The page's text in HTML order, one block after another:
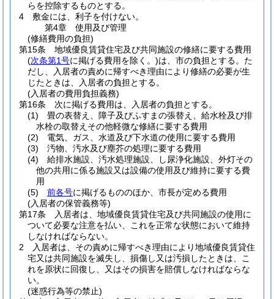
らを控除するものとする。
4
敷金には、利子を付けない。
第4章
使用及び管理
(修繕費用の負担)
第15条
地域優良賃貸住宅及び共同施設の修繕に要する費用
(次条第1号に掲げる費用を除く。)は、市の負担とする。 た
だし、入居者の責めに帰すべき理由により修繕の必要が生
じたときは、入居者の負担とする。
(入居者の費用負担義務)
第16条
次に掲げる費用は、入居者の負担とする。
(1)
畳の表替え、障子及びふすまの張替え、給水栓及び排
水栓の取替えその他軽微な修繕に要する費用
(2)
電気、ガス、水道及び下水道の使用に要する費用
(3)
汚物、汚水及び塵芥の処理に要する費用
(4)
給排水施設、汚水処理施設、し尿浄化施設、外灯その
他の共用に係る施設又は設備の使用及び維持に要する費
用
(5)
前各号に掲げるもののほか、市長が定める費用
(入居者の保管義務等)
第17条
入居者は、地域優良賃貸住宅及び共同施設の使用に
ついて必要な注意を払い、これを正常な状態において維持
しなければならない。
2
入居者は、その責めに帰すべき理由により地域優良賃貸住
宅又は共同施設を滅失し、損傷し又は汚損したときは、こ
れを原状に回復し、又はその損害を賠償しなければならな
い。
(迷惑行為等の禁止)